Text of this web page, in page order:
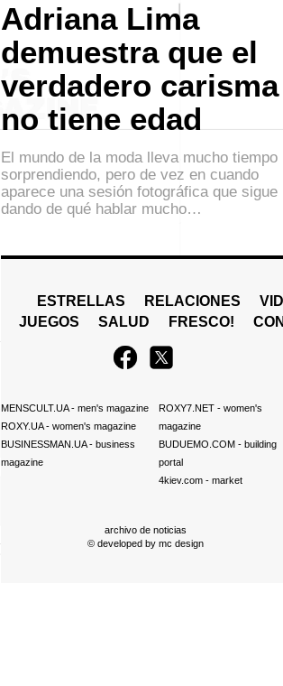
Adriana Lima
demuestra que el
verdadero carisma
no tiene edad
El mundo de la moda lleva mucho tiempo
sorprendiendo, pero de vez en cuando
aparece una sesión fotográfica que sigue
dando de qué hablar mucho…
ESTRELLAS RELACIONES
JUEGOS
SALUD FRESCO!
MENSCULT.UA- men's magazine
ROXY.UA- women's magazine
BUSINESSMAN.UA- business
magazine
ROXY7.NET- women's
magazine
BUDUEMO.COM- building
portal
4kiev.com- market
archivo de noticias
© developed by mc design